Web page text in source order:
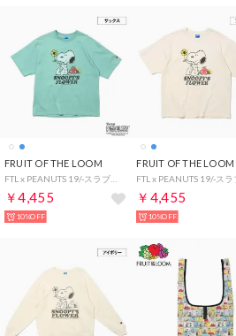
FRUIT OF THE LOOM
￥4,455
10%OFF
FRUIT OF THE LOOM
￥4,455
10%OFF